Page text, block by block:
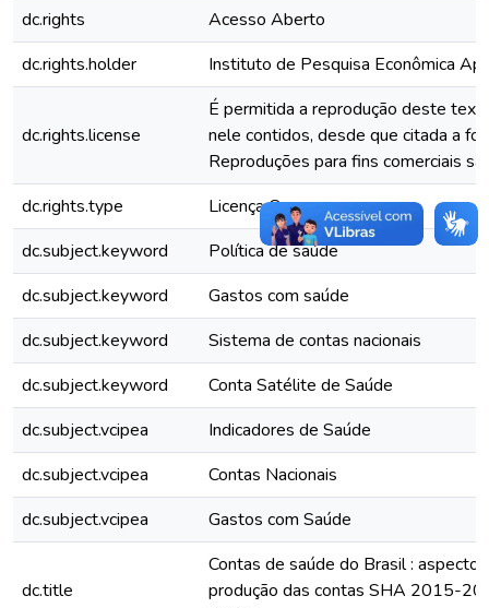
dc.rights
Acesso Aberto
dc.rights.holder
Instituto de Pesquisa Econômica
dc.rights.license
É permitida a reprodução deste
nele contidos, desde que citada a
Reproduções para fins comerciais
dc.rights.type
Licença Comum
dc.subject.keyword
Política de saúde
dc.subject.keyword
Gastos com saúde
dc.subject.keyword
Sistema de contas nacionais
dc.subject.keyword
Conta Satélite de Saúde
dc.subject.vcipea
Indicadores de Saúde
dc.subject.vcipea
Contas Nacionais
dc.subject.vcipea
Gastos com Saúde
dc.title
Contas de saúde do Brasil :
produção das contas SHA 2015-